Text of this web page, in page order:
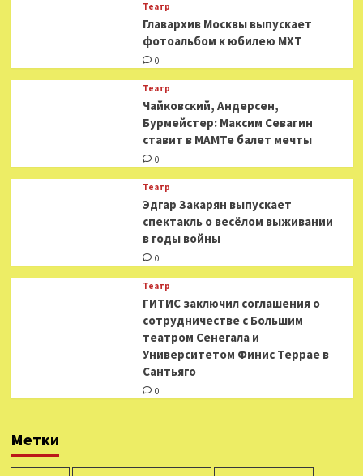
Театр
​​Главархив Москвы выпускает
фотоальбом к юбилею МХТ
0
Театр
​​Чайковский, Андерсен,
Бурмейстер: Максим Севагин
ставит в МАМТе балет мечты
0
Театр
Эдгар Закарян выпускает
спектакль о весёлом выживании
в годы войны
0
Театр
ГИТИС заключил соглашения о
сотрудничестве с Большим
театром Сенегала и
Университетом Финис Террае в
Сантьяго
0
Метки